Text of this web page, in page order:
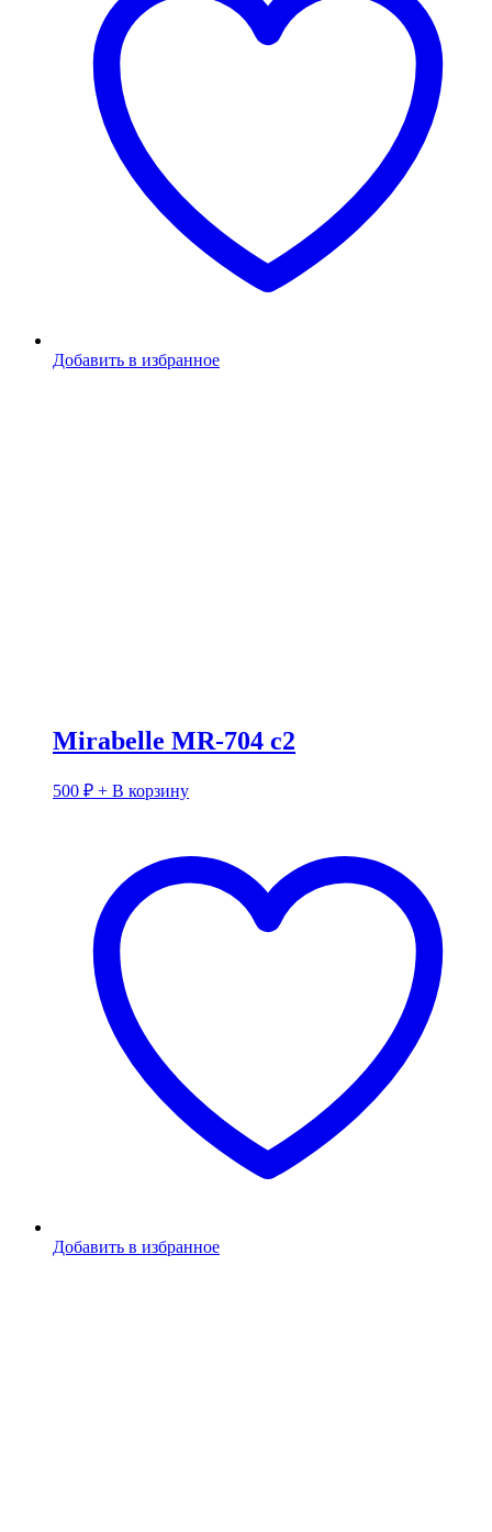
Добавить в избранное
Mirabelle MR-704 c2
500 ₽ + В корзину
Добавить в избранное